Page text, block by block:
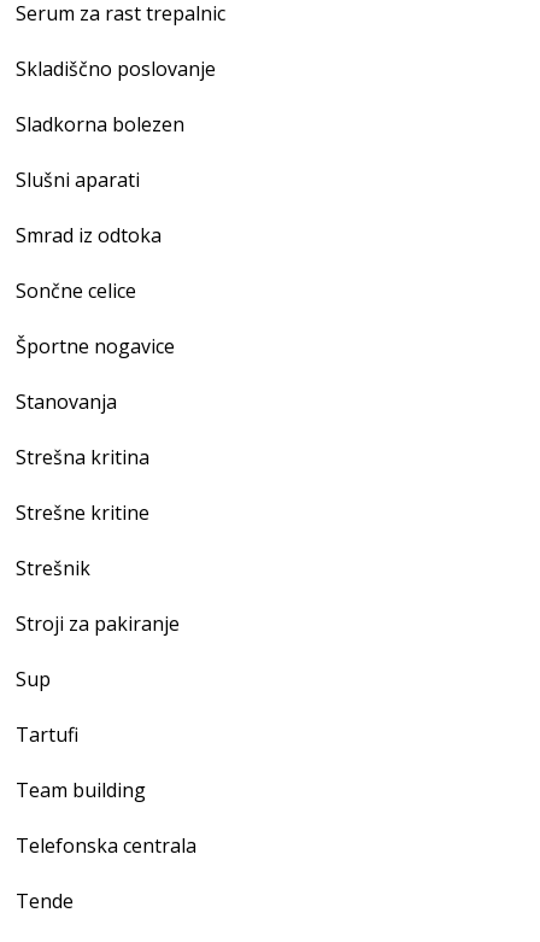
Serum za rast trepalnic
Skladiščno poslovanje
Sladkorna bolezen
Slušni aparati
Smrad iz odtoka
Sončne celice
Športne nogavice
Stanovanja
Strešna kritina
Strešne kritine
Strešnik
Stroji za pakiranje
Sup
Tartufi
Team building
Telefonska centrala
Tende